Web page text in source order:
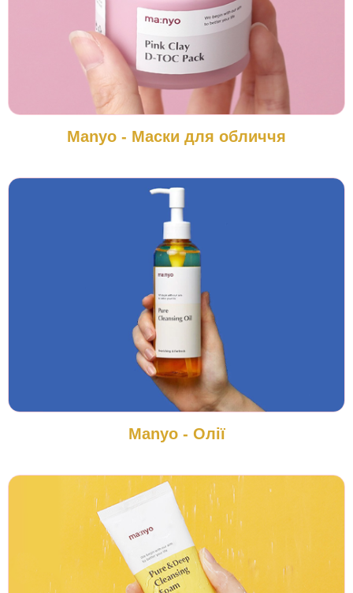
Manyo - Маски для обличчя
Manyo - Олії